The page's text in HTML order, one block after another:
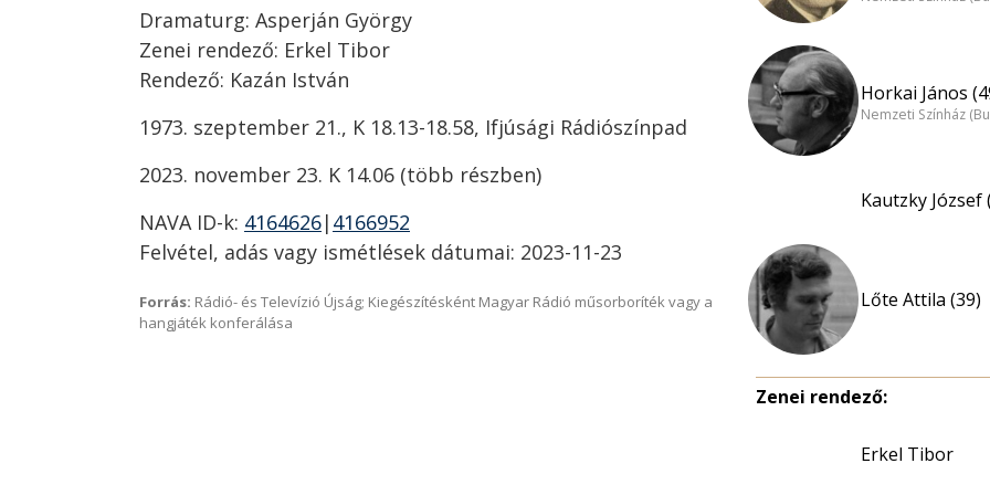
Dramaturg: Asperján György
Zenei rendező: Erkel Tibor
Rendező: Kazán István
1973. szeptember 21., K 18.13-18.58, Ifjúsági Rádiószínpad
2023. november 23. K 14.06 (több részben)
NAVA ID-k: 4164626| 4166952
Felvétel, adás vagy ismétlések dátumai: 2023-11-23
Forrás: Rádió- és Televízió Újság; Kiegészítésként Magyar Rádió műsorboríték vagy a
hangjáték konferálása
Horkai János
Nemzeti Színház
Kautzky József
Lőte Attila (39)
Zenei rendező:
Erkel Tibor